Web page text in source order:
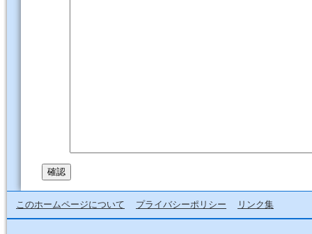
このホームページについて プライバシーポリシー リンク集